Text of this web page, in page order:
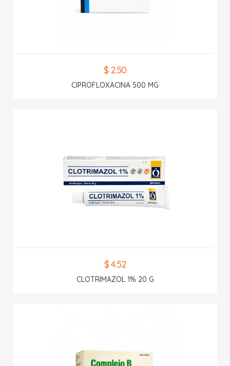
$ 2.50
CIPROFLOXACINA 500 MG
$ 4.52
CLOTRIMAZOL 1% 20 G